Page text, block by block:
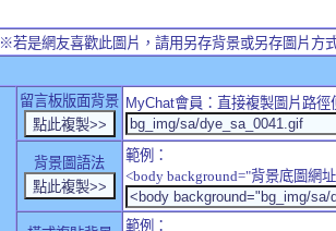
※若是網友喜歡此圖片，請用另存背景或另存圖片方
留言板版面背景 MyChat會員：直接複製圖片路
背景圖語法
範例：
<body background="背景底圖網
範例：